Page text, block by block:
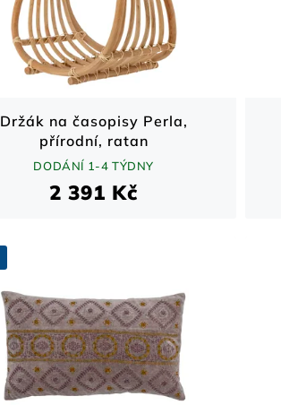
Držák na časopisy Perla,
přírodní, ratan
DODÁNÍ 1-4 TÝDNY
2 391 Kč